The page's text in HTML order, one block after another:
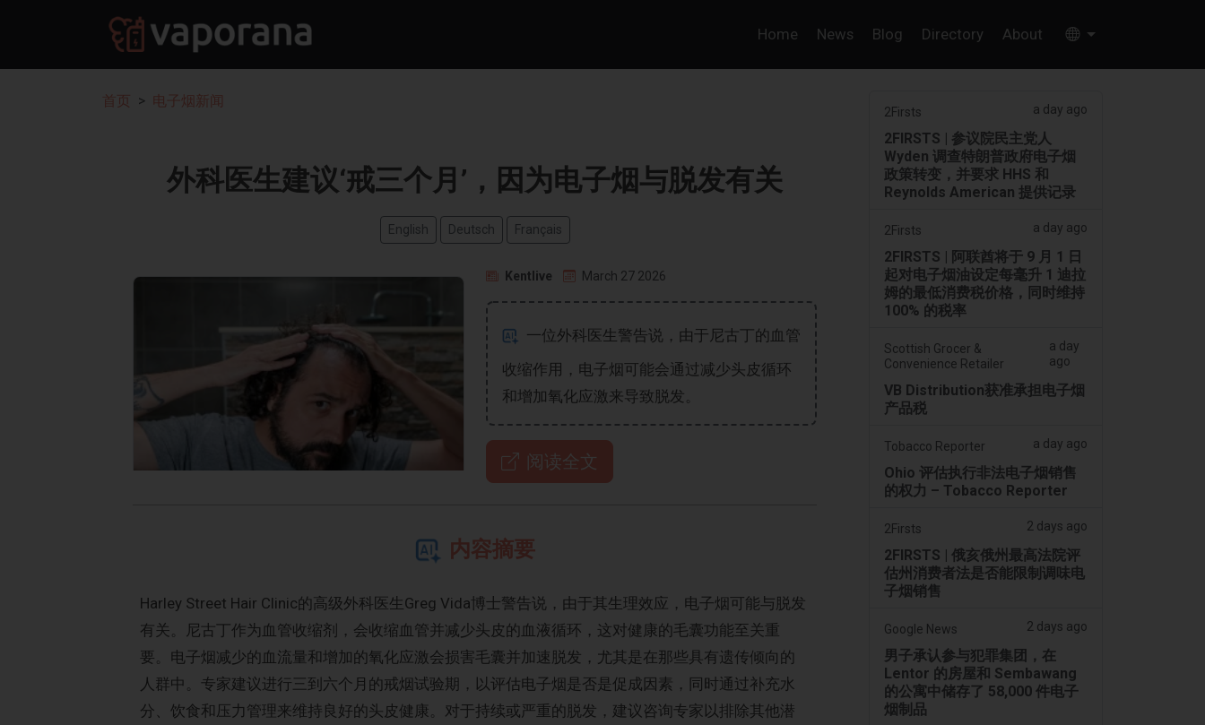
Home News Blog Directory About
首页 电子烟新闻
外科医生建议‘戒三个月’，因为电子烟与脱发有关
English Deutsch Français
Kentlive March 27 2026
一位外科医生警告说，由于尼古丁的血管
收缩作用，电子烟可能会通过减少头皮循环
和增加氧化应激来导致脱发。
阅读全文
内容摘要
Harley Street Hair Clinic的高级外科医生Greg Vida博士警告说，由于其生理效应，电子烟可能与脱发
有关。尼古丁作为血管收缩剂，会收缩血管并减少头皮的血液循环，这对健康的毛囊功能至关重
要。电子烟减少的血流量和增加的氧化应激会损害毛囊并加速脱发，尤其是在那些具有遗传倾向的
人群中。专家建议进行三到六个月的戒烟试验期，以评估电子烟是否是促成因素，同时通过补充水
分、饮食和压力管理来维持良好的头皮健康。对于持续或严重的脱发，建议咨询专家以排除其他潜
2Firsts a day ago
2FIRSTS | 参议院民主党人
Wyden 调查特朗普政府电子烟
政策转变，并要求 HHS 和
Reynolds American 提供记录
2Firsts a day ago
2FIRSTS | 阿联酋将于 9 月 1 日
起对电子烟油设定每毫升 1 迪拉
姆的最低消费税价格，同时维持
100% 的税率
Scottish Grocer &
Convenience Retailer
a day
ago
VB Distribution获准承担电子烟
产品税
Tobacco Reporter a day ago
Ohio 评估执行非法电子烟销售
的权力 – Tobacco Reporter
2Firsts 2 days ago
2FIRSTS | 俄亥俄州最高法院评
估州消费者法是否能限制调味电
子烟销售
Google News 2 days ago
男子承认参与犯罪集团，在
Lentor 的房屋和 Sembawang
的公寓中储存了 58,000 件电子
烟制品